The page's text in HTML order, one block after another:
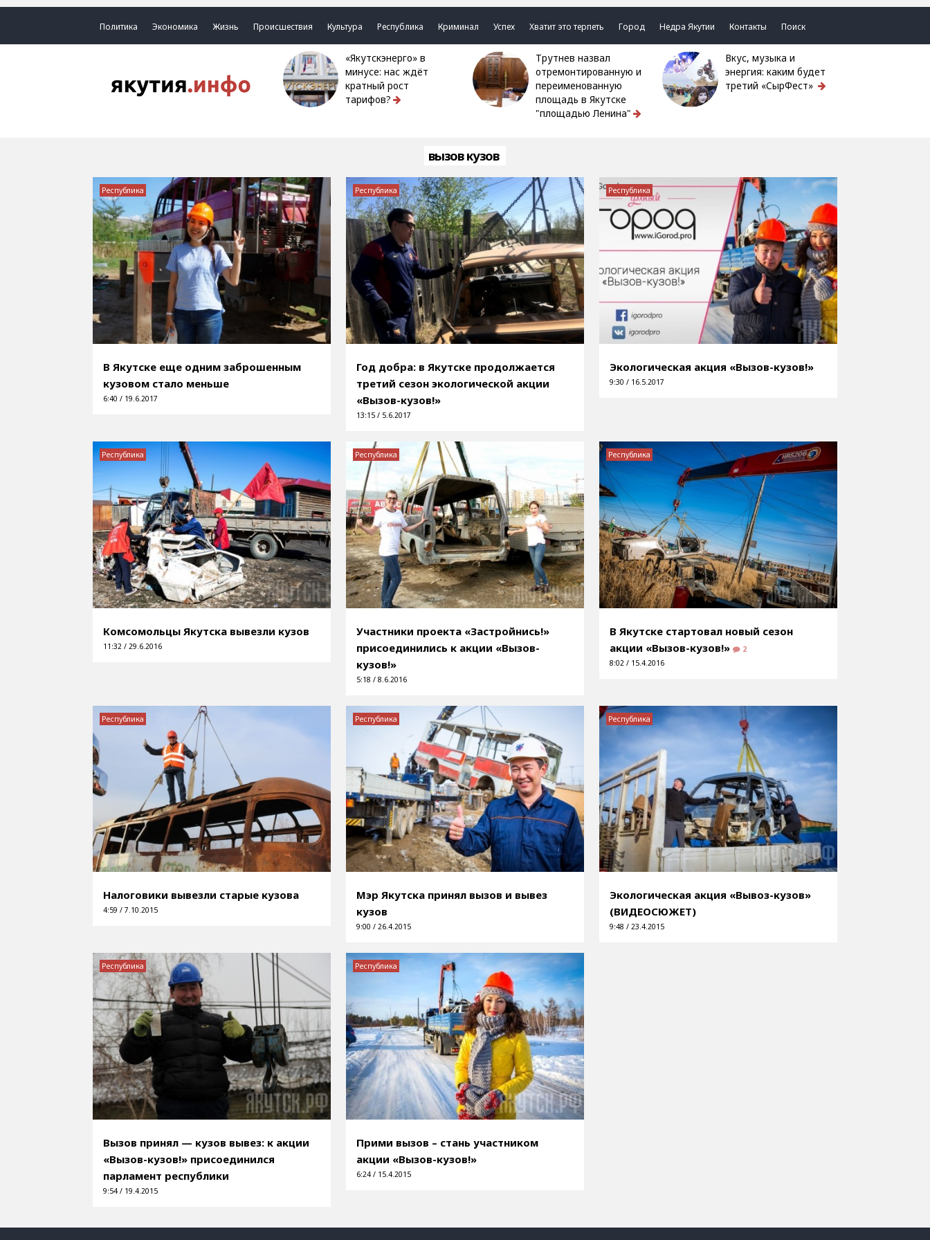
Политика Экономика Жизнь Происшествия Культура Республика Криминал Успех Хватит это терпеть Город Недра Якутии Контакты Поиск
«Якутскэнерго» в
минусе: нас ждёт
кратный рост
тарифов?
Трутнев назвал
отремонтированную и
переименованную
площадь в Якутске
"площадью Ленина"
Вкус, музыка и
энергия: каким будет
третий «СырФест»
вызов кузов
В Якутске еще одним заброшенным
кузовом стало меньше
6:40 / 19.6.2017
Республика
Год добра: в Якутске продолжается
третий сезон экологической акции
«Вызов-кузов!»
13:15 / 5.6.2017
Республика
Экологическая акция «Вызов-кузов!»
9:30 / 16.5.2017
Республика
Комсомольцы Якутска вывезли кузов
11:32 / 29.6.2016
Республика
Участники проекта «Застройнись!»
присоединились к акции «Вызов-
кузов!»
5:18 / 8.6.2016
Республика
В Якутске стартовал новый сезон
акции «Вызов-кузов!»
2
8:02 / 15.4.2016
Республика
Налоговики вывезли старые кузова
4:59 / 7.10.2015
Республика
Мэр Якутска принял вызов и вывез
кузов
9:00 / 26.4.2015
Республика
Экологическая акция «Вывоз-кузов»
(ВИДЕОСЮЖЕТ)
9:48 / 23.4.2015
Республика
Вызов принял — кузов вывез: к акции
«Вызов-кузов!» присоединился
парламент республики
9:54 / 19.4.2015
Республика
Прими вызов – стань участником
акции «Вызов-кузов!»
6:24 / 15.4.2015
Республика